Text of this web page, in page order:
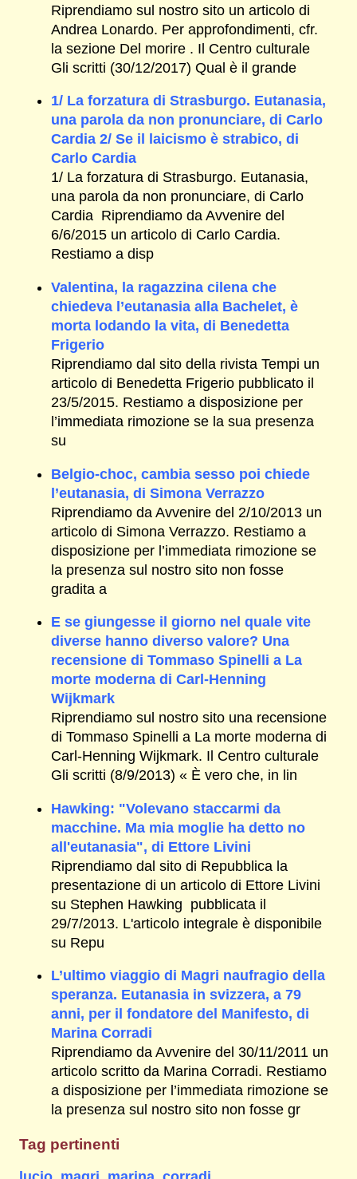
Riprendiamo sul nostro sito un articolo di
Andrea Lonardo. Per approfondimenti, cfr.
la sezione Del morire . Il Centro culturale
Gli scritti (30/12/2017) Qual è il grande
1/ La forzatura di Strasburgo. Eutanasia,
una parola da non pronunciare, di Carlo
Cardia 2/ Se il laicismo è strabico, di
Carlo Cardia
1/ La forzatura di Strasburgo. Eutanasia,
una parola da non pronunciare, di Carlo
Cardia Riprendiamo da Avvenire del
6/6/2015 un articolo di Carlo Cardia.
Restiamo a disp
Valentina, la ragazzina cilena che
chiedeva l’eutanasia alla Bachelet, è
morta lodando la vita, di Benedetta
Frigerio
Riprendiamo dal sito della rivista Tempi un
articolo di Benedetta Frigerio pubblicato il
23/5/2015. Restiamo a disposizione per
l’immediata rimozione se la sua presenza
su
Belgio-choc, cambia sesso poi chiede
l’eutanasia, di Simona Verrazzo
Riprendiamo da Avvenire del 2/10/2013 un
articolo di Simona Verrazzo. Restiamo a
disposizione per l’immediata rimozione se
la presenza sul nostro sito non fosse
gradita a
E se giungesse il giorno nel quale vite
diverse hanno diverso valore? Una
recensione di Tommaso Spinelli a La
morte moderna di Carl-Henning
Wijkmark
Riprendiamo sul nostro sito una recensione
di Tommaso Spinelli a La morte moderna di
Carl-Henning Wijkmark. Il Centro culturale
Gli scritti (8/9/2013) « È vero che, in lin
Hawking: "Volevano staccarmi da
macchine. Ma mia moglie ha detto no
all'eutanasia", di Ettore Livini
Riprendiamo dal sito di Repubblica la
presentazione di un articolo di Ettore Livini
su Stephen Hawking pubblicata il
29/7/2013. L'articolo integrale è disponibile
su Repu
L’ultimo viaggio di Magri naufragio della
speranza. Eutanasia in svizzera, a 79
anni, per il fondatore del Manifesto, di
Marina Corradi
Riprendiamo da Avvenire del 30/11/2011 un
articolo scritto da Marina Corradi. Restiamo
a disposizione per l’immediata rimozione se
la presenza sul nostro sito non fosse gr
Tag pertinenti